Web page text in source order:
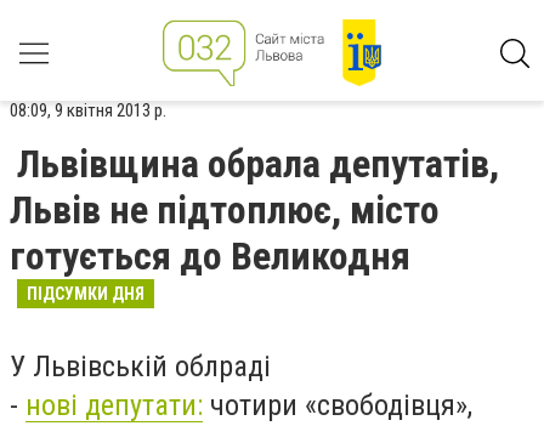
08:09, 9 квітня 2013 р.
Львівщина обрала депутатів,
Львів не підтоплює, місто
готується до Великодня
ПІДСУМКИ ДНЯ
У Львівській облраді
- нові депутати: чотири «свободівця»,